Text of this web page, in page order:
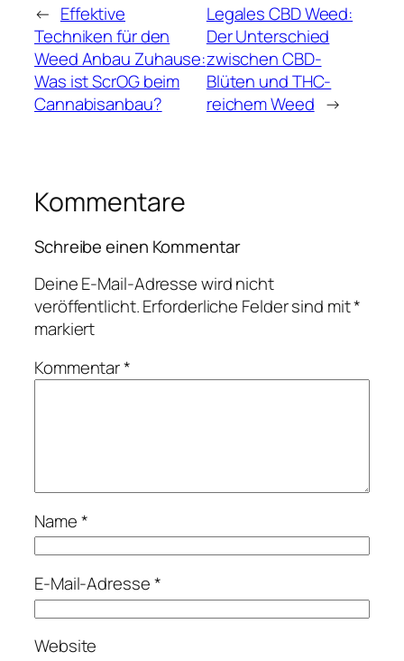
← Effektive
Techniken für den
Weed Anbau Zuhause:
Was ist ScrOG beim
Cannabisanbau?
Legales CBD Weed:
Der Unterschied
zwischen CBD-
Blüten und THC-
reichem Weed →
Kommentare
Schreibe einen Kommentar
Deine E-Mail-Adresse wird nicht
veröffentlicht.Erforderliche Felder sind mit*
markiert
Kommentar*
Name*
E-Mail-Adresse*
Website